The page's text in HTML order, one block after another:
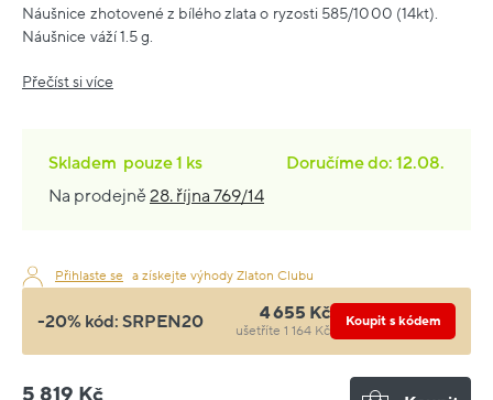
Náušnice zhotovené z bílého zlata o ryzosti 585/1000 (14kt).
Náušnice váží 1.5 g.
Přečíst si více
Skladem pouze1 ks
Doručíme do: 12.08.
Na prodejně28. října 769/14
Přihlaste se a získejte výhody Zlaton Clubu
-20% kód: SRPEN20 4 655 Kč
ušetříte 1 164 Kč
Koupit s kódem
5 819 Kč